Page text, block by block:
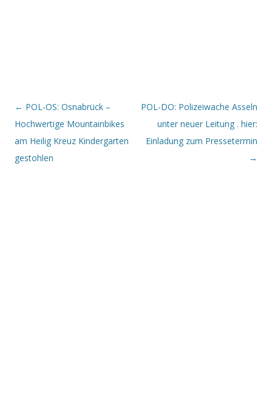
Beitrags-Navigation
← POL-OS: Osnabrück –
Hochwertige Mountainbikes
am Heilig Kreuz Kindergarten
gestohlen
POL-DO: Polizeiwache Asseln
unter neuer Leitung . hier:
Einladung zum Pressetermin
→